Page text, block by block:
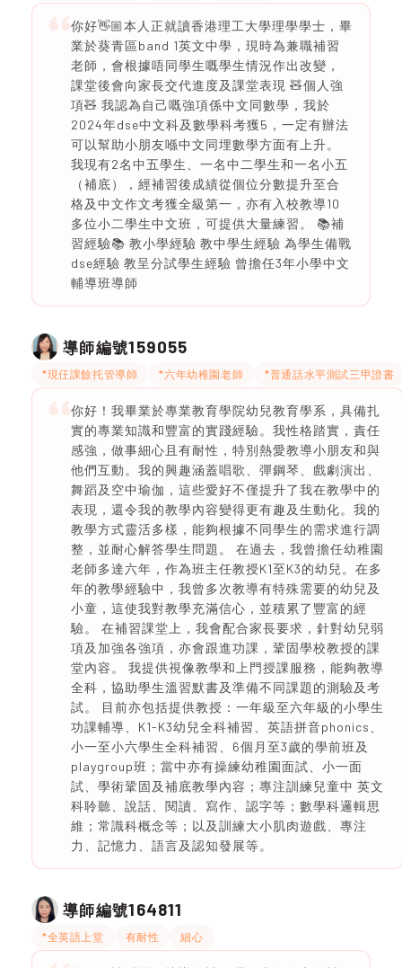
你好👋🏼本人正就讀香港理工大學理學學士，畢
業於葵青區band 1英文中學，現時為兼職補習
老師，會根據唔同學生嘅學生情況作出改變，
課堂後會向家長交代進度及課堂表現 🧸個人強
項🧸 我認為自己嘅強項係中文同數學，我於
2024年dse中文科及數學科考獲5，一定有辦法
可以幫助小朋友喺中文同埋數學方面有上升。
我現有2名中五學生、一名中二學生和一名小五
（補底），經補習後成績從個位分數提升至合
格及中文作文考獲全級第一，亦有入校教導10
多位小二學生中文班，可提供大量練習。 📚補
習經驗📚 教小學經驗 教中學生經驗 為學生備戰
dse經驗 教呈分試學生經驗 曾擔任3年小學中文
輔導班導師
導師編號159055
*現仼課餘托管導師 *六年幼稚園老師 *普通話水平測試三甲證書
你好！我畢業於專業教育學院幼兒教育學系，具備扎
實的專業知識和豐富的實踐經驗。我性格踏實，責任
感強，做事細心且有耐性，特別熱愛教導小朋友和與
他們互動。我的興趣涵蓋唱歌、彈鋼琴、戲劇演出、
舞蹈及空中瑜伽，這些愛好不僅提升了我在教學中的
表現，還令我的教學內容變得更有趣及生動化。我的
教學方式靈活多樣，能夠根據不同學生的需求進行調
整，並耐心解答學生問題。 在過去，我曾擔任幼稚園
老師多達六年，作為班主任教授K1至K3的幼兒。在多
年的教學經驗中，我曾多次教導有特殊需要的幼兒及
小童，這使我對教學充滿信心，並積累了豐富的經
驗。 在補習課堂上，我會配合家長要求，針對幼兒弱
項及加強各強項，亦會跟進功課，鞏固學校教授的課
堂內容。 我提供視像教學和上門授課服務，能夠教導
全科，協助學生溫習默書及準備不同課題的測驗及考
試。 目前亦包括提供教授：一年級至六年級的小學生
功課輔導、K1-K3幼兒全科補習、英語拼音phonics、
小一至小六學生全科補習、6個月至3歲的學前班及
playgroup班；當中亦有操練幼稚園面試、小一面
試、學術鞏固及補底教學內容；專注訓練兒童中 英文
科聆聽、說話、閱讀、寫作、認字等；數學科邏輯思
維；常識科概念等；以及訓練大小肌肉遊戲、專注
力、記憶力、語言及認知發展等。
導師編號164811
*全英語上堂 有耐性 細心